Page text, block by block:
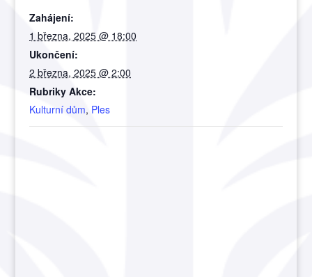
Zahájení:
1 března, 2025 @ 18:00
Ukončení:
2 března, 2025 @ 2:00
Rubriky Akce:
Kulturní dům, Ples